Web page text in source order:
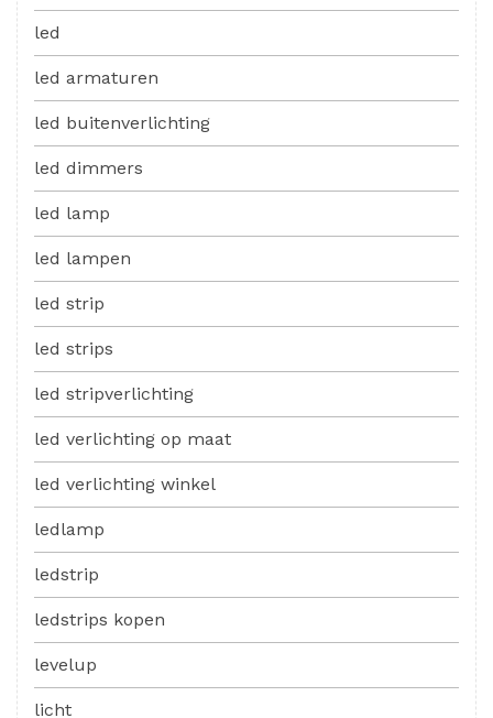
led
led armaturen
led buitenverlichting
led dimmers
led lamp
led lampen
led strip
led strips
led stripverlichting
led verlichting op maat
led verlichting winkel
ledlamp
ledstrip
ledstrips kopen
levelup
licht